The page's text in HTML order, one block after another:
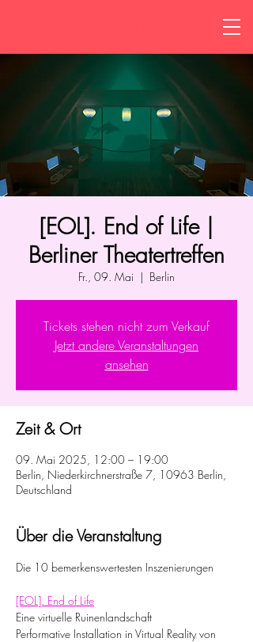
[EOL]. End of Life |
Berliner Theatertreffen
Fr., 09. Mai
  |
Berlin
Tickets stehen nicht zum Verkauf
Jetzt andere Veranstaltungen
ansehen
Zeit & Ort
09. Mai 2025, 12:00 – 19:00
Berlin, Niederkirchnerstraße 7, 10963 Berlin,
Deutschland
Über die Veranstaltung
Die 10 bemerkenswertesten Inszenierungen
[EOL]. End of Life
Eine virtuelle Ruinenlandschaft
Performative Installation in Virtual Reality von